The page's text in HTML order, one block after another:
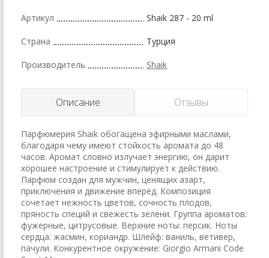
Артикул Shaik 287 - 20 ml
Страна Турция
Производитель Shaik
Описание Отзывы
Парфюмерия Shaik обогащена эфирными маслами,
благодаря чему имеют стойкость аромата до 48
часов. Аромат словно излучает энергию, он дарит
хорошее настроение и стимулирует к действию.
Парфюм создан для мужчин, ценящих азарт,
приключения и движение вперёд. Композиция
сочетает нежность цветов, сочность плодов,
пряность специй и свежесть зелени. Группа ароматов:
фужерные, цитрусовые. Верхние ноты: персик. Ноты
сердца: жасмин, кориандр. Шлейф: ваниль, ветивер,
пачули. Конкурентное окружение: Giorgio Armani Code